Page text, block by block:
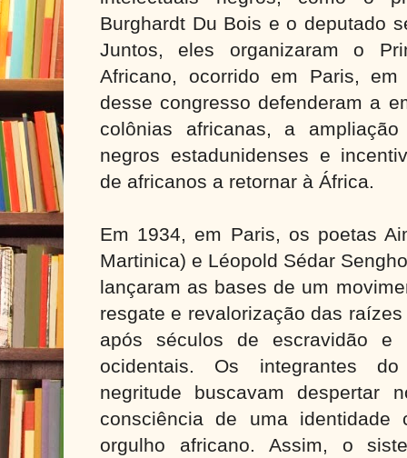
Burghardt Du Bois e o deputado
Juntos, eles organizaram o
Africano, ocorrido em Paris,
desse congresso defenderam a
colônias africanas, a
negros estadunidenses e
de africanos a retornar à África.
Em 1934, em Paris, os poetas
Martinica) e Léopold Sédar
lançaram as bases de um
resgate e revalorização das
após séculos de escravidão e
ocidentais. Os integrantes do
negritude buscavam despertar
consciência de uma identidade
orgulho africano. Assim, o